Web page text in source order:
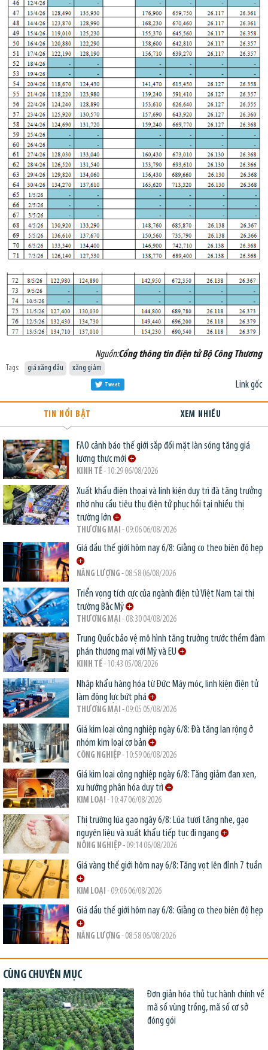
Nguồn:Cổng thông tin điện tử Bộ Công Thương
Tags: giá xăng dầu xăng giảm
Link gốc
Tweet
TIN NỔI BẬT XEM NHIỀU
FAO cảnh báo thế giới sắp đối mặt làn sóng tăng giá
lương thực mới
KINH TẾ- 10:29 06/08/2026
Xuất khẩu điện thoại và linh kiện duy trì đà tăng trưởng
nhờ nhu cầu tiêu thụ điện tử phục hồi tại nhiều thị
trường lớn
THƯƠNG MẠI - 09:06 06/08/2026
Giá dầu thế giới hôm nay 6/8: Giằng co theo biên độ hẹp
NĂNG LƯỢNG - 08:58 06/08/2026
Triển vọng tích cực của ngành điện tử Việt Nam tại thị
trường Bắc Mỹ
THƯƠNG MẠI - 08:30 04/08/2026
Trung Quốc bảo vệ mô hình tăng trưởng trước thềm đàm
phán thương mại với Mỹ và EU
KINH TẾ- 10:43 05/08/2026
Nhập khẩu hàng hóa từ Đức: Máy móc, linh kiện điện tử
làm động lực bứt phá
THƯƠNG MẠI - 09:05 05/08/2026
Giá kim loại công nghiệp ngày 6/8: Đà tăng lan rộng ở
nhóm kim loại cơ bản
CÔNG NGHIỆP- 10:59 06/08/2026
Giá kim loại công nghiệp ngày 6/8: Tăng giảm đan xen,
xu hướng phân hóa duy trì
KIM LOẠI - 10:47 06/08/2026
Thị trường lúa gạo ngày 6/8: Lúa tươi tăng nhẹ, gạo
nguyên liệu và xuất khẩu tiếp tục đi ngang
NÔNG NGHIỆP- 09:14 06/08/2026
Giá vàng thế giới hôm nay 6/8: Tăng vọt lên đỉnh 7 tuần
KIM LOẠI - 09:06 06/08/2026
Giá dầu thế giới hôm nay 6/8: Giằng co theo biên độ hẹp
NĂNG LƯỢNG - 08:58 06/08/2026
CÙNG CHUYÊN MỤC
Đơn giản hóa thủ tục hành chính về
mã số vùng trồng, mã số cơ sở
đóng gói